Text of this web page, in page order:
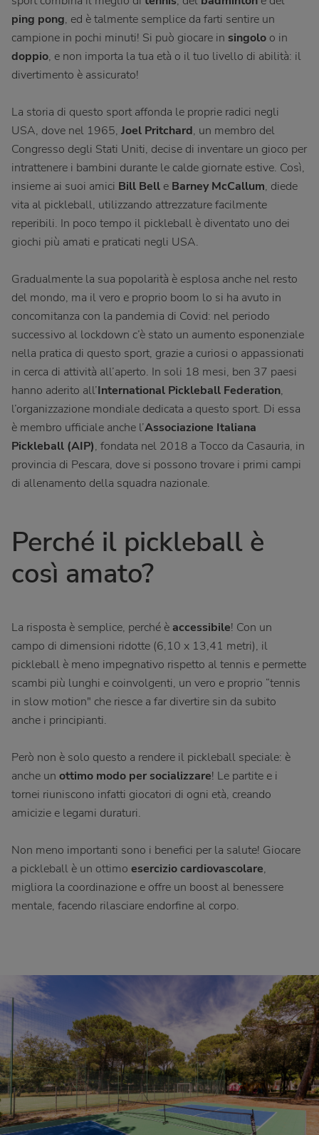
ping pong, ed è talmente semplice da farti sentire un
campione in pochi minuti! Si può giocare in singolo o in
doppio, e non importa la tua età o il tuo livello di abilità: il
divertimento è assicurato!
La storia di questo sport affonda le proprie radici negli
USA, dove nel 1965, Joel Pritchard, un membro del
Congresso degli Stati Uniti, decise di inventare un gioco per
intrattenere i bambini durante le calde giornate estive. Così,
insieme ai suoi amici Bill Bell e Barney McCallum, diede
vita al pickleball, utilizzando attrezzature facilmente
reperibili. In poco tempo il pickleball è diventato uno dei
giochi più amati e praticati negli USA.
Gradualmente la sua popolarità è esplosa anche nel resto
del mondo, ma il vero e proprio boom lo si ha avuto in
concomitanza con la pandemia di Covid: nel periodo
successivo al lockdown c’è stato un aumento esponenziale
nella pratica di questo sport, grazie a curiosi o appassionati
in cerca di attività all’aperto. In soli 18 mesi, ben 37 paesi
hanno aderito all’International Pickleball Federation,
l’organizzazione mondiale dedicata a questo sport. Di essa
è membro ufficiale anche l’Associazione Italiana
Pickleball (AIP), fondata nel 2018 a Tocco da Casauria, in
provincia di Pescara, dove si possono trovare i primi campi
di allenamento della squadra nazionale.
Perché il pickleball è
così amato?
La risposta è semplice, perché èaccessibile! Con un
campo di dimensioni ridotte (6,10 x 13,41 metri), il
pickleball è meno impegnativo rispetto al tennis e permette
scambi più lunghi e coinvolgenti, un vero e proprio “tennis
in slow motion" che riesce a far divertire sin da subito
anche i principianti.
Però non è solo questo a rendere il pickleball speciale: è
anche un ottimo modo per socializzare! Le partite e i
tornei riuniscono infatti giocatori di ogni età, creando
amicizie e legami duraturi.
Non meno importanti sono i benefici per la salute! Giocare
a pickleball è un ottimo esercizio cardiovascolare,
migliora la coordinazione e offre un boost al benessere
mentale, facendo rilasciare endorfine al corpo.